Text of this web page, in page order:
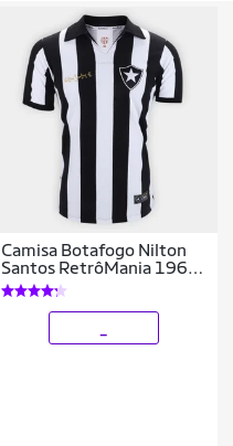
Camisa Botafogo Nilton
Santos RetrôMania 1962
Masculina